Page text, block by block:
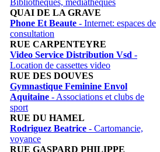
QUAI DE LA GRAVE
Phone Et Beaute - Internet: espaces de
consultation
RUE CARPENTEYRE
Video Service Distribution Vsd -
Location de cassettes video
RUE DES DOUVES
Gymnastique Feminine Envol
Aquitaine - Associations et clubs de
sport
RUE DU HAMEL
Rodriguez Beatrice - Cartomancie,
voyance
RUE GASPARD PHILIPPE